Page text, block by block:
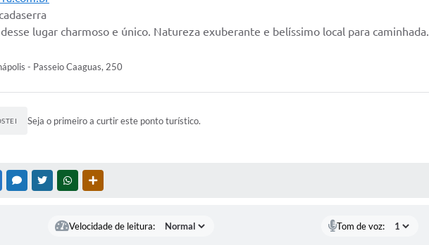
lugar charmoso e único. Natureza exuberante e belíssimo local para caminhada.
- Passeio Caaguas, 250
Seja o primeiro a curtir este ponto turístico.
FACEBOOKMESSENGER
TWITTERWHATSAPP
Velocidade de leitura: Tom de voz: